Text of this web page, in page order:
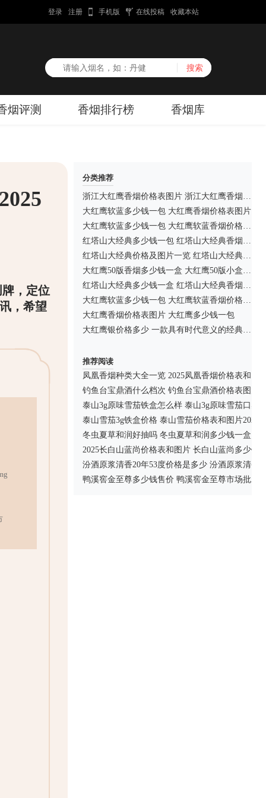
登录 注册 手机版 在线投稿 收藏本站
烟评测 香烟排行榜 香烟库
，定位
，希望
分类推荐
浙江大红鹰香烟价格表图片 浙江大红鹰香烟多少钱一盒
大红鹰软蓝多少钱一包 大红鹰香烟价格表图片
大红鹰软蓝多少钱一包 大红鹰软蓝香烟价格表图
红塔山大经典多少钱一包 红塔山大经典香烟价格表图片
红塔山大经典价格及图片一览 红塔山大经典多少钱一盒
大红鹰50版香烟多少钱一盒 大红鹰50版小盒价格2025
红塔山大经典多少钱一盒 红塔山大经典香烟价格表图一览
大红鹰软蓝多少钱一包 大红鹰软蓝香烟价格表图片一览
大红鹰香烟价格表图片 大红鹰多少钱一包
大红鹰银价格多少 一款具有时代意义的经典老烟！
推荐阅读
凤凰香烟种类大全一览 2025凤凰香烟价格表和图
钓鱼台宝鼎酒什么档次 钓鱼台宝鼎酒价格表图大
泰山3g原味雪茄铁盒怎么样 泰山3g原味雪茄口感
泰山雪茄3g铁盒价格 泰山雪茄价格表和图片2025
冬虫夏草和润好抽吗 冬虫夏草和润多少钱一盒
2025长白山蓝尚价格表和图片 长白山蓝尚多少钱
汾酒原浆清香20年53度价格是多少 汾酒原浆清香
鸭溪窖金至尊多少钱售价 鸭溪窖金至尊市场批发